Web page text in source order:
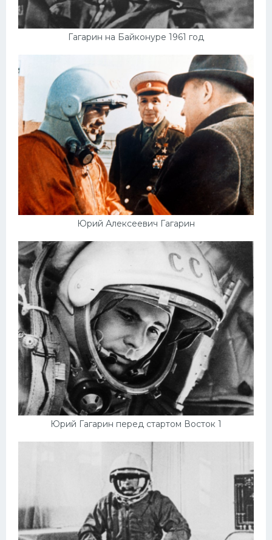
Гагарин на Байконуре 1961 год
Юрий Алексеевич Гагарин
Юрий Гагарин перед стартом Восток 1